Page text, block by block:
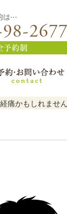
痛かもしれません